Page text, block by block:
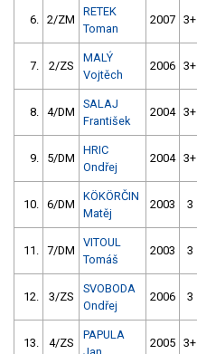
6. 2/ZM
RETEK
Toman
2007 3+
7. 2/ZS
MALÝ
Vojtěch
2006 3+
8. 4/DM
SALAJ
František
2004 3+
9. 5/DM
HRIC
Ondřej
2004 3+
10. 6/DM
KÖKÖRČIN
Matěj
2003 3
11. 7/DM
VITOUL
Tomáš
2003 3
12. 3/ZS
SVOBODA
Ondřej
2006 3
13. 4/ZS
PAPULA
2005 3+